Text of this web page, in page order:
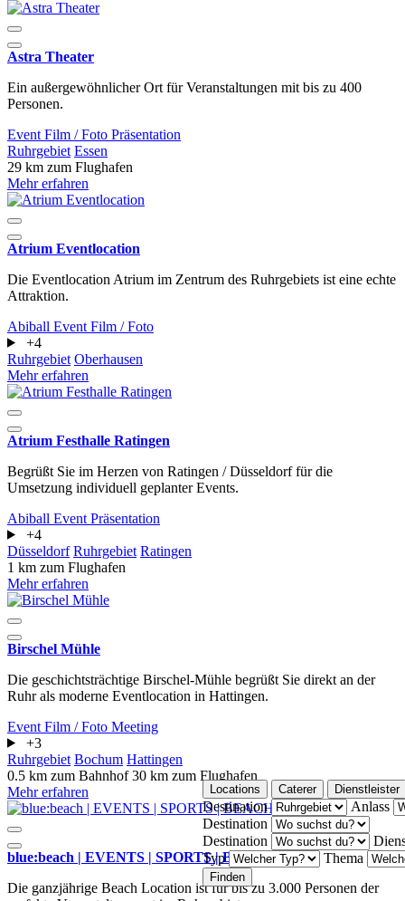
Locations Caterer Dienstleister
Destination
Anlass
Destination
Destination
Typ
Thema
Finden
Astra Theater
Ein außergewöhnlicher Ort für Veranstaltungen mit bis zu 400
Personen.
Event Film / Foto Präsentation
Ruhrgebiet Essen
29 km zum Flughafen
Mehr erfahren
Atrium Eventlocation
Die Eventlocation Atrium im Zentrum des Ruhrgebiets ist eine echte
Attraktion.
Abiball Event Film / Foto
+4
Ruhrgebiet Oberhausen
Mehr erfahren
Atrium Festhalle Ratingen
Begrüßt Sie im Herzen von Ratingen / Düsseldorf für die
Umsetzung individuell geplanter Events.
Abiball Event Präsentation
+4
Düsseldorf Ruhrgebiet Ratingen
1 km zum Flughafen
Mehr erfahren
Birschel Mühle
Die geschichtsträchtige Birschel-Mühle begrüßt Sie direkt an der
Ruhr als moderne Eventlocation in Hattingen.
Event Film / Foto Meeting
+3
Ruhrgebiet Bochum Hattingen
0.5 km zum Bahnhof30 km zum Flughafen
Mehr erfahren
blue:beach | EVENTS | SPORTS | BEACHCLUB
Die ganzjährige Beach Location ist für bis zu 3.000 Personen der